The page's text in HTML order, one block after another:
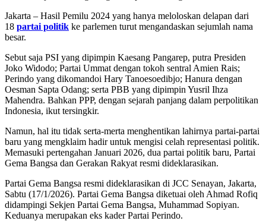
Jakarta – Hasil Pemilu 2024 yang hanya meloloskan delapan dari
18 partai politik ke parlemen turut mengandaskan sejumlah nama
besar.
Sebut saja PSI yang dipimpin Kaesang Pangarep, putra Presiden
Joko Widodo; Partai Ummat dengan tokoh sentral Amien Rais;
Perindo yang dikomandoi Hary Tanoesoedibjo; Hanura dengan
Oesman Sapta Odang; serta PBB yang dipimpin Yusril Ihza
Mahendra. Bahkan PPP, dengan sejarah panjang dalam perpolitikan
Indonesia, ikut tersingkir.
Namun, hal itu tidak serta-merta menghentikan lahirnya partai-partai
baru yang mengklaim hadir untuk mengisi celah representasi politik.
Memasuki pertengahan Januari 2026, dua partai politik baru, Partai
Gema Bangsa dan Gerakan Rakyat resmi dideklarasikan.
Partai Gema Bangsa resmi dideklarasikan di JCC Senayan, Jakarta,
Sabtu (17/1/2026). Partai Gema Bangsa diketuai oleh Ahmad Rofiq
didampingi Sekjen Partai Gema Bangsa, Muhammad Sopiyan.
Keduanya merupakan eks kader Partai Perindo.